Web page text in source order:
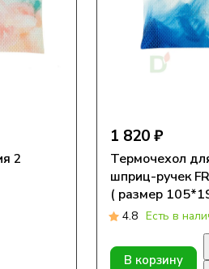
2
1 820 ₽
Термочехол
шприц-ручек
( размер
4.8 Есть в
В корзину